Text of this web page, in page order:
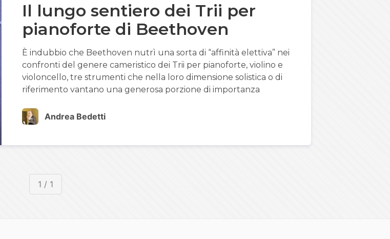
Il lungo sentiero dei Trii per
pianoforte di Beethoven
È indubbio che Beethoven nutrì una sorta di “affinità elettiva” nei
confronti del genere cameristico dei Trii per pianoforte, violino e
violoncello, tre strumenti che nella loro dimensione solistica o di
riferimento vantano una generosa porzione di importanza
Andrea Bedetti
1 / 1